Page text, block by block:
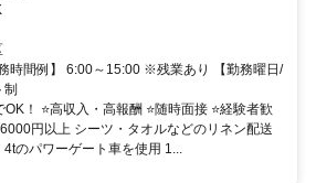
時間例】 6:00～15:00 ※残業あり 【勤務曜日/
！ ⭐高収入・高報酬 ⭐随時面接 ⭐経験者歓
円以上 シーツ・タオルなどのリネン配送
のパワーゲート車を使用 1...